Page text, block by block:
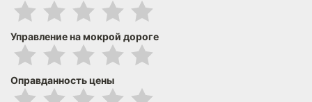
Управление на мокрой дороге
Оправданность цены